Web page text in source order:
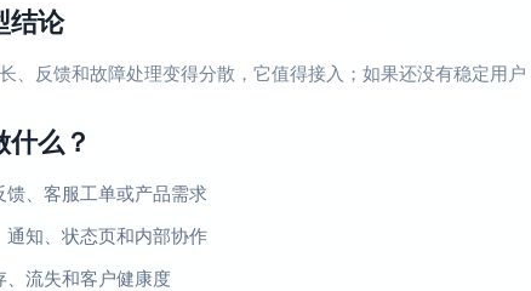
结论
、反馈和故障处理变得分散，它值得接入；如果还没有稳定用户
么？
馈、客服工单或产品需求
通知、状态页和内部协作
、流失和客户健康度